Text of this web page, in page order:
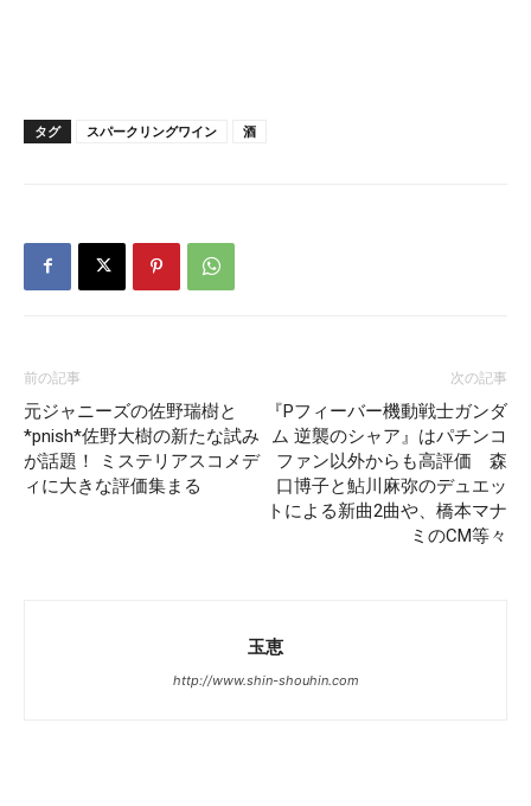
タグ スパークリングワイン 酒
前の記事
元ジャニーズの佐野瑞樹と
*pnish*佐野大樹の新たな試み
が話題！ ミステリアスコメデ
ィに大きな評価集まる
次の記事
『Pフィーバー機動戦士ガンダ
ム 逆襲のシャア』はパチンコ
ファン以外からも高評価 森
口博子と鮎川麻弥のデュエッ
トによる新曲2曲や、橋本マナ
ミのCM等々
玉恵
http://www.shin-shouhin.com